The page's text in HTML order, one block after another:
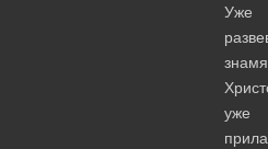
Уже
знамя
уже